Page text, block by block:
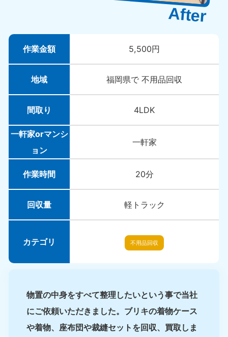
作業金額 5,500円
地域 福岡県で 不用品回収
間取り 4LDK
一軒家orマンシ
ョン
一軒家
作業時間 20分
回収量 軽トラック
カテゴリ 不用品回収
物置の中身をすべて整理したいという事で当社
にご依頼いただきました。ブリキの着物ケース
や着物、座布団や裁縫セットを回収、買取しま